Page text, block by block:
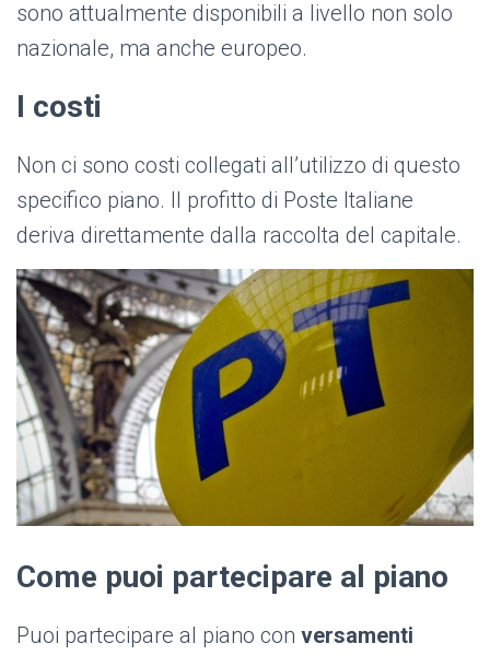
sono attualmente disponibili a livello non solo
nazionale, ma anche europeo.
I costi
Non ci sono costi collegati all’utilizzo di questo
specifico piano. Il profitto di Poste Italiane
deriva direttamente dalla raccolta del capitale.
Come puoi partecipare al piano
Puoi partecipare al piano con versamenti